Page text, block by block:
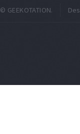
© GEEKOTATION.